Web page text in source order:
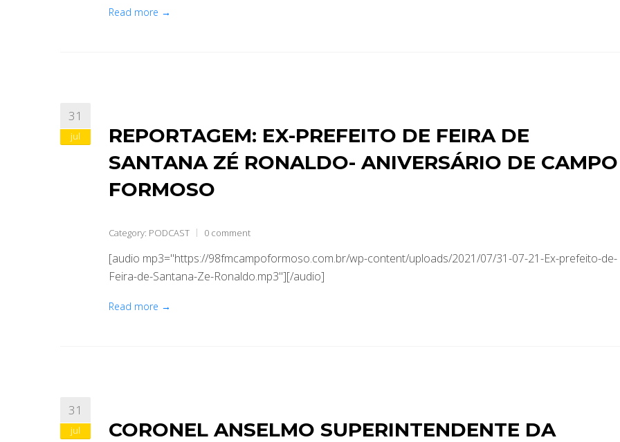
Read more →
31
jul
REPORTAGEM: EX-PREFEITO DE FEIRA DE
SANTANA ZÉ RONALDO- ANIVERSÁRIO DE CAMPO
FORMOSO
Category: PODCAST 0 comment
[audio mp3="https://98fmcampoformoso.com.br/wp-content/uploads/2021/07/31-07-21-Ex-prefeito-de-
Feira-de-Santana-Ze-Ronaldo.mp3"][/audio]
Read more →
31
jul
CORONEL ANSELMO SUPERINTENDENTE DA